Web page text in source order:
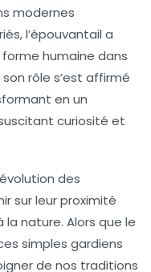
modernes
l’épouvantail a
humaine dans
son rôle s’est affirmé
en un
curiosité et
des
sur leur proximité
nature. Alors que le
simples gardiens
de nos traditions